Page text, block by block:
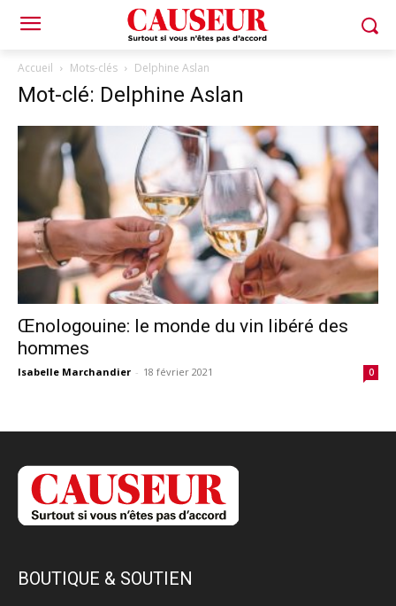
Accueil Mots-clés Delphine Aslan
Mot-clé: Delphine Aslan
Œnologouine: le monde du vin libéré des
hommes
Isabelle Marchandier - 18 février 2021 0
BOUTIQUE & SOUTIEN